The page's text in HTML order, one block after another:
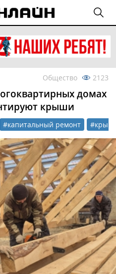
Общество 2123
домах
крыши
#капитальный ремонт